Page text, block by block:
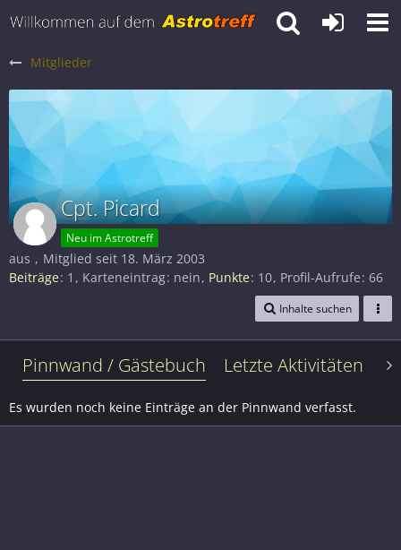
Mitglieder
Cpt. Picard
Neu im Astrotreff
aus
Mitglied seit 18. März 2003
Beiträge 1 Karteneintrag nein Punkte 10 Profil-Aufrufe 66
Inhalte suchen
Pinnwand / Gästebuch Letzte Aktivitäten
Es wurden noch keine Einträge an der Pinnwand verfasst.